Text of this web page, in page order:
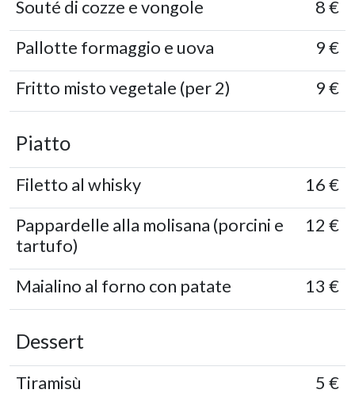
Souté di cozze e vongole
8 €
Pallotte formaggio e uova
9 €
Fritto misto vegetale (per 2)
9 €
Piatto
Filetto al whisky
16 €
Pappardelle alla molisana (porcini e
tartufo)
12 €
Maialino al forno con patate 13 €
Dessert
Tiramisù
5 €